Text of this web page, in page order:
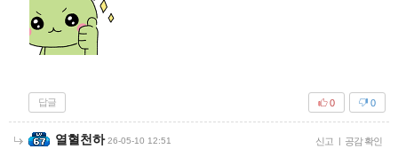
답글 0
0
열혈천하 26-05-10 12:51 신고 | 공감 확인